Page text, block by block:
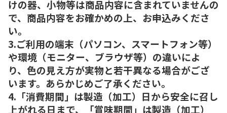
けの器、小物等は商品内容に含まれていませんの
で、商品内容をお確かめの上、お申込みくださ
い。
3.ご利用の端末（パソコン、スマートフォン等）
や環境（モニター、ブラウザ等）の違いによ
り、色の見え方が実物と若干異なる場合がござ
います。あらかじめご了承ください。
4.「消費期間」は製造（加工）日から安全に召し
上がれる日まで、「賞味期間」は製造（加工）